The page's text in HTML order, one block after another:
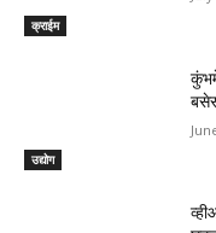
क्राईम
उद्योग